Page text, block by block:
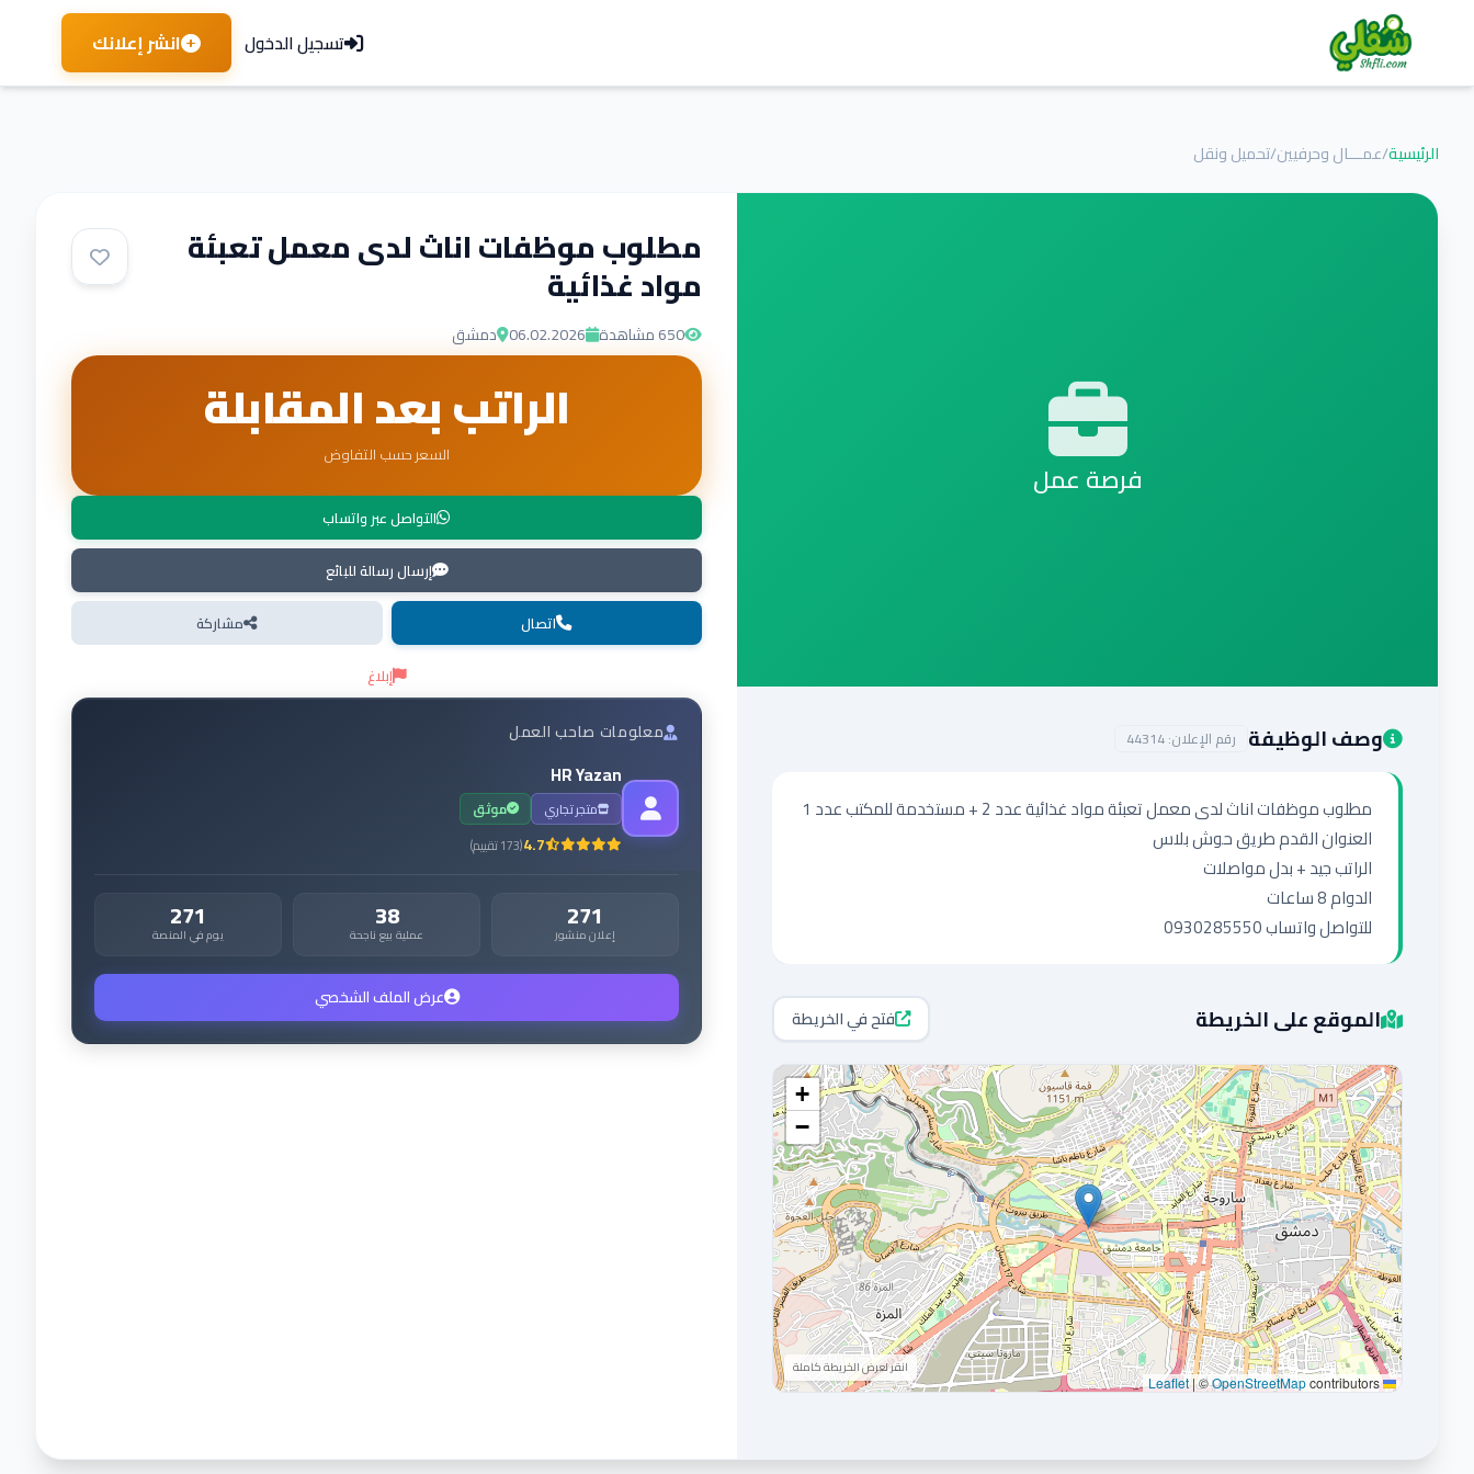
تسجيل الدخول انشر إعلانك
الرئيسية/عمـــال وحرفيين/تحميل ونقل
فرصة عمل
وصف الوظيفة رقم الإعلان:44314
للتواصل واتساب 0930285550
الموقع على الخريطة فتح في الخريطة
+
−
Leaflet
|©OpenStreetMapcontributors
انقر لعرض الخريطة كاملة
مطلوب موظفات اناث لدى معمل تعبئة
مواد غذائية
650مشاهدة 06.02.2026 دمشق
الراتب بعد المقابلة
السعر حسب التفاوض
التواصل عبر واتساب
إرسال رسالة للبائع
اتصال
مشاركة
إبلاغ
معلومات صاحب العمل
HR Yazan
متجر تجاري موثق
4.7
(
173تقييم)
271
إعلان منشور 38
عملية بيع ناجحة 271
يوم في المنصة
عرض الملف الشخصي